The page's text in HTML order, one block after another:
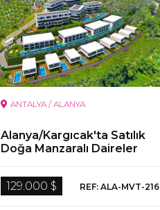
ANTALYA / ALANYA
Alanya/Kargıcak'ta Satılık
Doğa Manzaralı Daireler
129.000 $ REF: ALA-MVT-216